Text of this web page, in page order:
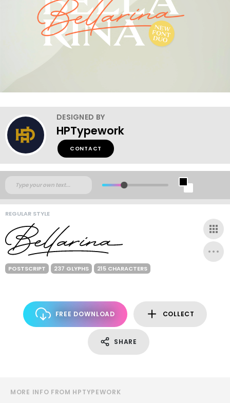
DESIGNED BY
HPTypework
CONTACT
REGULAR STYLE
POSTSCRIPT 237 GLYPHS 215 CHARACTERS
FREE DOWNLOAD COLLECT
SHARE
MORE INFO FROM HPTYPEWORK